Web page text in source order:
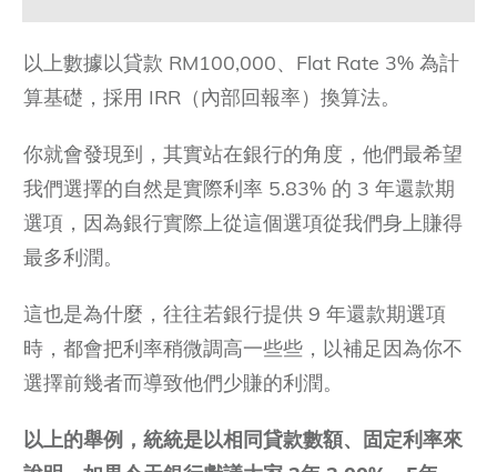
以上數據以貸款 RM100,000、Flat Rate 3% 為計
算基礎，採用 IRR（內部回報率）換算法。
你就會發現到，其實站在銀行的角度，他們最希望
我們選擇的自然是實際利率 5.83% 的 3 年還款期
選項，因為銀行實際上從這個選項從我們身上賺得
最多利潤。
這也是為什麼，往往若銀行提供 9 年還款期選項
時，都會把利率稍微調高一些些，以補足因為你不
選擇前幾者而導致他們少賺的利潤。
以上的舉例，統統是以相同貸款數額、固定利率來